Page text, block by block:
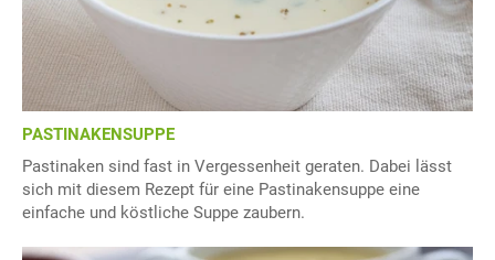
PASTINAKENSUPPE
Pastinaken sind fast in Vergessenheit geraten. Dabei lässt
sich mit diesem Rezept für eine Pastinakensuppe eine
einfache und köstliche Suppe zaubern.